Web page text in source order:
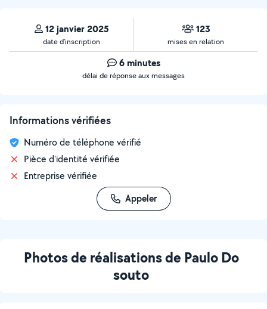
12 janvier 2025
date d’inscription
123
mises en relation
6 minutes
délai de réponse aux messages
Informations vérifiées
Numéro de téléphone vérifié
Pièce d'identité vérifiée
Entreprise vérifiée
Appeler
Photos de réalisations de Paulo Do
souto